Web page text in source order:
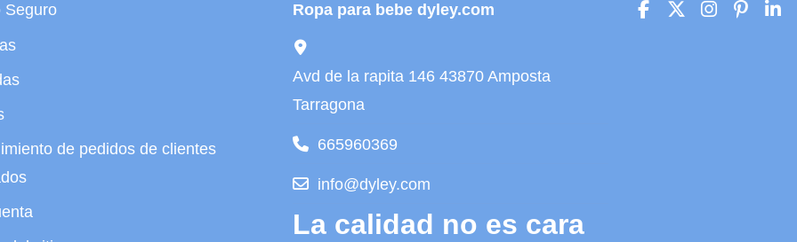
Seguro
de pedidos de clientes
Ropa para bebe dyley.com
Avd de la rapita 146 43870 Amposta
Tarragona
665960369
info@dyley.com
La calidad no es cara